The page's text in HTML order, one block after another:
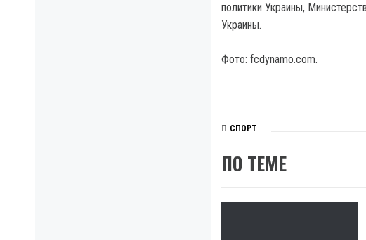
политики Украины,
Украины.
Фото: fcdynamo.com.
СПОРТ
ПО ТЕМЕ